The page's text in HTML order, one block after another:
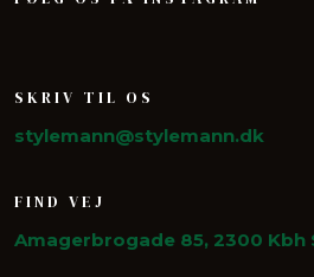
SKRIV TIL OS
stylemann@stylemann.dk
FIND VEJ
Amagerbrogade 85, 2300 Kbh